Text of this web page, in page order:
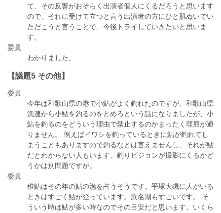
て、その反響がおそらく出演者個人にくるだろうと思います
ので、それに受けて立つと言う出演者の方にひと肌ぬいでい
ただこうと言うことで、今後トライしていきたいと思いま
す。
委員
わかりました。
【議題5 その他】
委員
今年は和歌山県の港で小鮎がよく釣れたのですが、和歌山県
漁連から小鮎を釣るのをとめろという話になりましたが、小
鮎を釣るのをどういう理由で禁止するのかまったく理屈が通
りません。 例えばイワシを釣っているときに鮎が釣れてし
まうこともありますので釣るなとは言えませんし、それが鮎
だとわからない人もいます。釣りビジョンが撮影にくるかど
うかは別問題ですが。
委員
稚鮎はその年の鮎の漁を占うそうです。平塚大磯に人がいる
ときはすごく鮎が登っています。浜名湖もすごいです。 そ
ういう時は鮎が多い時なのでその目安だと思います。いくら